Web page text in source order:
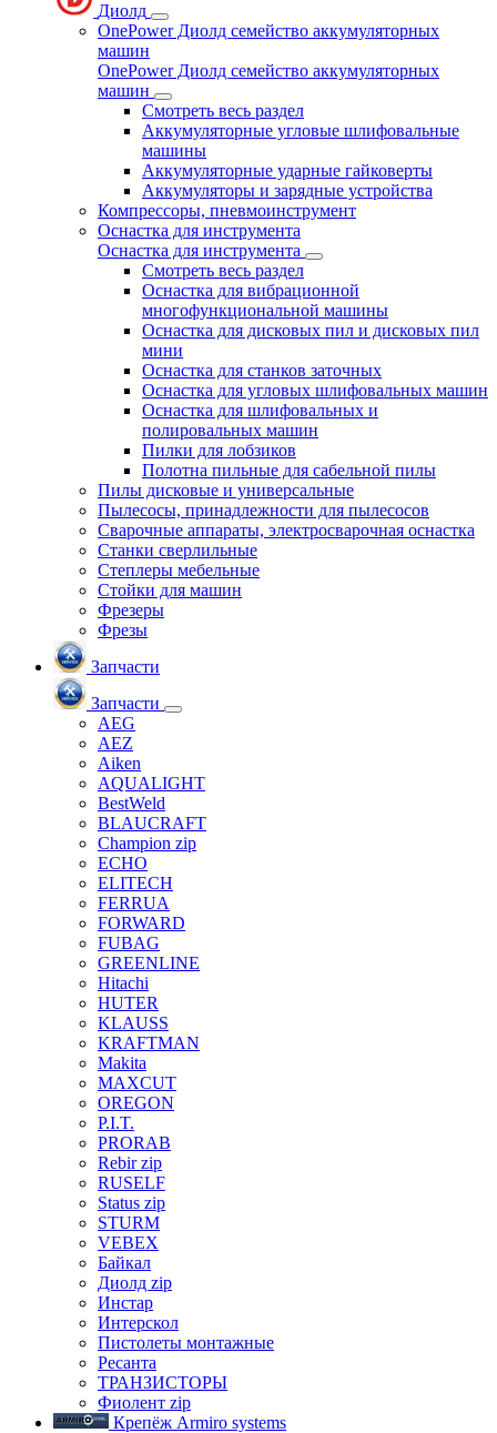
Диолд
OnePower Диолд семейство аккумуляторных
машин
OnePower Диолд семейство аккумуляторных
машин
Смотреть весь раздел
Аккумуляторные угловые шлифовальные
машины
Аккумуляторные ударные гайковерты
Аккумуляторы и зарядные устройства
Компрессоры, пневмоинструмент
Оснастка для инструмента
Оснастка для инструмента
Смотреть весь раздел
Оснастка для вибрационной
многофункциональной машины
Оснастка для дисковых пил и дисковых пил
мини
Оснастка для станков заточных
Оснастка для угловых шлифовальных машин
Оснастка для шлифовальных и
полировальных машин
Пилки для лобзиков
Полотна пильные для сабельной пилы
Пилы дисковые и универсальные
Пылесосы, принадлежности для пылесосов
Сварочные аппараты, электросварочная оснастка
Станки сверлильные
Степлеры мебельные
Стойки для машин
Фрезеры
Фрезы
Запчасти
Запчасти
AEG
AEZ
Aiken
AQUALIGHT
BestWeld
BLAUCRAFT
Champion zip
ECHO
ELITECH
FERRUA
FORWARD
FUBAG
GREENLINE
Hitachi
HUTER
KLAUSS
KRAFTMAN
Makita
MAXCUT
OREGON
P.I.T.
PRORAB
Rebir zip
RUSELF
Status zip
STURM
VEBEX
Байкал
Диолд zip
Инстар
Интерскол
Пистолеты монтажные
Ресанта
ТРАНЗИСТОРЫ
Фиолент zip
Крепёж Armiro systems